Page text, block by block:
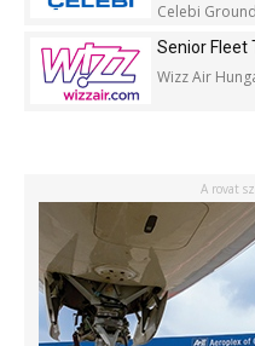
Celebi
Senior Fleet
Wizz Air
A rovat